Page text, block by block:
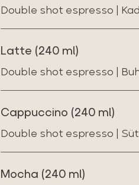
Double shot espresso |
Latte (240 ml)
Double shot espresso |
Cappuccino (240 ml)
Double shot espresso |
Mocha (240 ml)